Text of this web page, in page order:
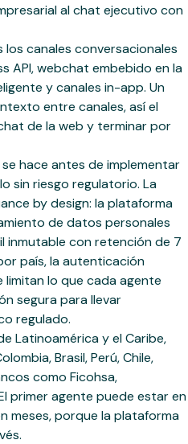
al chat ejecutivo con
canales conversacionales
API, webchat embebido en la
y canales in-app. Un
entre canales, así el
de la web y terminar por
hace antes de implementar
sin riesgo regulatorio. La
by design: la plataforma
de datos personales
inmutable con retención de 7
país, la autenticación
lo que cada agente
segura para llevar
regulado.
Latinoamérica y el Caribe,
Brasil, Perú, Chile,
como Ficohsa,
primer agente puede estar en
meses, porque la plataforma